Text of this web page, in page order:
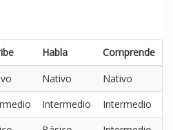
Habla
Comprende
Nativo
Nativo
Intermedio
Intermedio